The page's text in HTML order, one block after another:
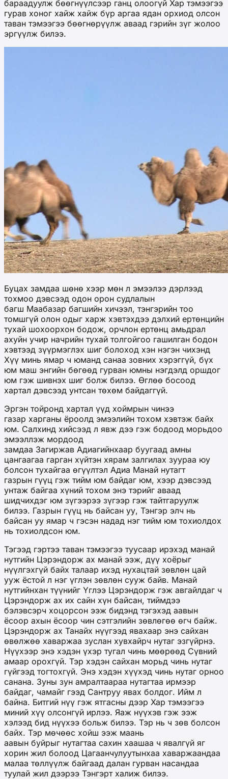
бараадуулж бөөгнүүлсээр ганц олоогүй Хар тэмээгээ
гурав хоног хайж хайж бүр аргаа ядан орхиод олсон
таван тэмээгээ бөөгнөрүүлж аваад гэрийн зүг жолоо
эргүүлж билээ.
Буцах замдаа шөнө хээр мөн л эмээлээ дэрлээд
тохмоо дэвсээд одон орон судлалын
багш Маабазар багшийн хичээл, тэнгэрийн тоо
томшгүй олон одыг харж хэвтэхдээ дэлхий ертөнцийн
тухай шохоорхон бодож, орчлон ертөнц амьдрал
ахуйн учир начрийн тухай толгойгоо гашилган бодон
хэвтээд зүүрмэглэх шиг болоход хэн нэгэн чихэнд
Хүү минь ямар ч юманд санаа зовних хэрэггүй, бүх
юм маш энгийн бөгөөд гурван юмны нэгдэлд оршдог
юм гэж шивнэх шиг болж билээ. Өглөө босоод
хартал дэвсээд унтсан төхөм байдаггүй.
Эргэн тойронд хартал үүд хоймрын чинээ
газар харганы ёроолд эмээлийн тохом хэвтэж байх
юм. Салхинд хийсээд л явж дээ гэж бодоод морьдоо
эмээллэж мордоод
замдаа Загиржав Адиагийнхаар буугаад амны
цангаагаа гарган хүйтэн хярам залгилах зуураа юу
болсон тухайгаа өгүүлтэл Адиа Манай нутагт
газрын гүүц гэж тийм юм байдаг юм, хээр дэвсээд
унтаж байгаа хүний тохом энэ тэрийг аваад
шидчихдэг юм зүгээрээ зүгээр гэж тайтгаруулж
билээ. Газрын гүүц нь байсан уу, Тэнгэр элч нь
байсан уу ямар ч гэсэн надад нэг тийм юм тохиолдох
нь тохиолдсон юм.
Тэгээд гэртээ таван тэмээгээ туусаар ирэхэд манай
нутгийн Цэрэндорж ах манай ээж, дүү хоёрыг
нүүлгэхгүй байх талаар ихэд нухацтай зөвлөн цай
ууж ёстой л нэг үглэн зөвлөн сууж байв. Манай
нутгийнхан түүнийг Үглээ Цэрэндорж гэж авгайлдаг ч
Цэрэндорж ах их сайн хүн байсан, тиймдээ
бэлэвсэрч хоцорсон ээж бидэнд тэгэхэд аавын
ёсоор ахын ёсоор чин сэтгэлийн зөвлөгөө өгч байж.
Цэрэндорж ах Танайх нүүгээд явахаар энэ сайхан
өвөлжөө хаваржаа зуслан хувхайрч нутаг эзгүйрнэ.
Нүүхээр энэ хэдэн үхэр тугал чинь мөөрөөд Сүвний
амаар орохгүй. Тэр хэдэн сайхан морьд чинь нутаг
гүйгээд тогтохгүй. Энэ хэдэн хүүхэд чинь нутаг орноо
санана. Зуны зун амралтаараа нутагтаа ирмээр
байдаг, чамайг гээд Сантруу явах болдог. Ийм л
байна. Битгий нүү гэж ятгасны дээр Хар тэмээгээ
миний хүү олсонгүй ирлээ. Яаж нүүхэв гэж ээж
хэлээд бид нүүхээ больж билээ. Тэр нь ч зөв болсон
байх. Тэр мөчөөс хойш ээж маань
аавын буйрыг нутагтаа сахин хаашаа ч явалгүй яг
хорин жил болоод Цагаанчулуутынхаа хаваржаандаа
малаа төллүүлж байгаад далан гурван насандаа
туулай жил дээрээ Тэнгэрт халиж билээ.